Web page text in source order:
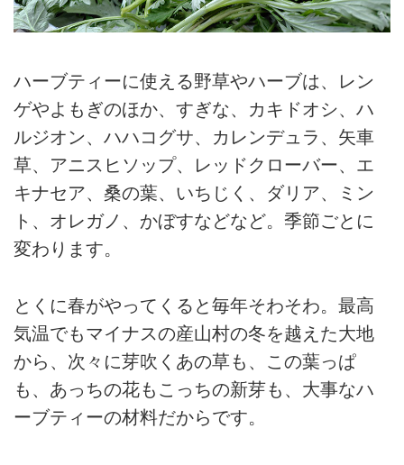
ハーブティーに使える野草やハーブは、レン
ゲやよもぎのほか、すぎな、カキドオシ、ハ
ルジオン、ハハコグサ、カレンデュラ、矢車
草、アニスヒソップ、レッドクローバー、エ
キナセア、桑の葉、いちじく、ダリア、ミン
ト、オレガノ、かぼすなどなど。季節ごとに
変わります。
とくに春がやってくると毎年そわそわ。最高
気温でもマイナスの産山村の冬を越えた大地
から、次々に芽吹くあの草も、この葉っぱ
も、あっちの花もこっちの新芽も、大事なハ
ーブティーの材料だからです。